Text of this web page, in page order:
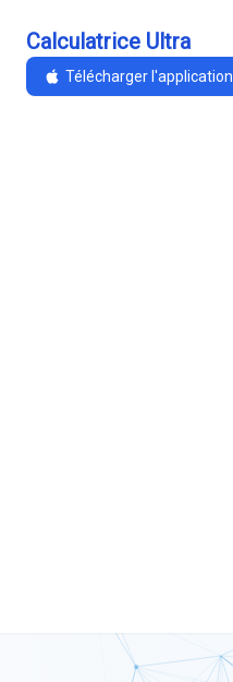
Calculatrice Ultra
Télécharger l'application